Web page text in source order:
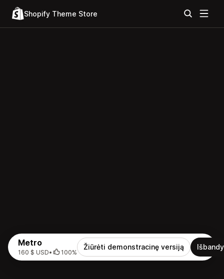
Shopify Theme Store
Metro
160 $ USD• 100%
Žiūrėti demonstracinę versiją